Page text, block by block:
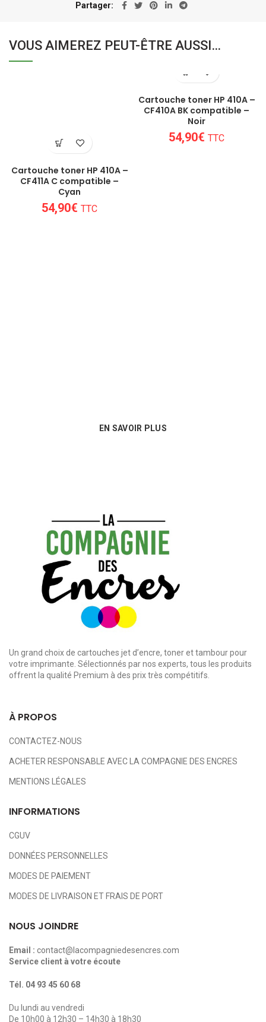
Partager
VOUS AIMEREZ PEUT-ÊTRE AUSSI…
Cartouche toner HP 410A –
CF411A C compatible –
Cyan
54,90€ TTC
Cartouche toner HP 410A –
CF410A BK compatible –
Noir
54,90€ TTC
EN SAVOIR PLUS
Un grand choix de cartouches jet d’encre, toner et tambour pour
votre imprimante. Sélectionnés par nos experts, tous les produits
offrent la qualité Premium à des prix très compétitifs.
À PROPOS
CONTACTEZ-NOUS
ACHETER RESPONSABLE AVEC LA COMPAGNIE DES ENCRES
MENTIONS LÉGALES
INFORMATIONS
CGUV
DONNÉES PERSONNELLES
MODES DE PAIEMENT
MODES DE LIVRAISON ET FRAIS DE PORT
NOUS JOINDRE
Email : contact@lacompagniedesencres.com
Service client à votre écoute
Tél. 04 93 45 60 68
Du lundi au vendredi
De 10h00 à 12h30 – 14h30 à 18h30